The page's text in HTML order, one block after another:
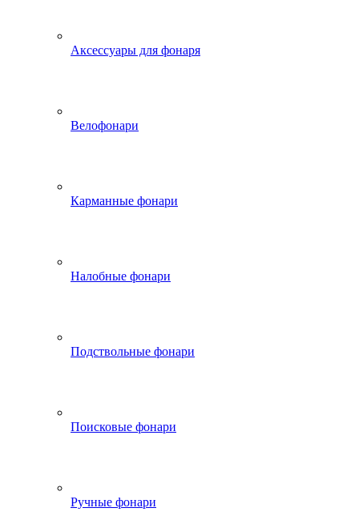
Аксессуары для фонаря
Велофонари
Карманные фонари
Налобные фонари
Подствольные фонари
Поисковые фонари
Ручные фонари